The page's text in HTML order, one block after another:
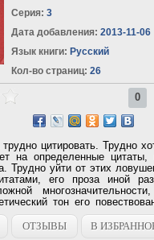
Серия: 3
Дата добавления: 2013-11-06
Язык книги: Русский
Кол-во страниц: 26
0
цитировать. Трудно
на определенные цитаты,
Трудно уйти от этих
его проза иной
тон его
с яростным и
ОТЗЫВЫ В